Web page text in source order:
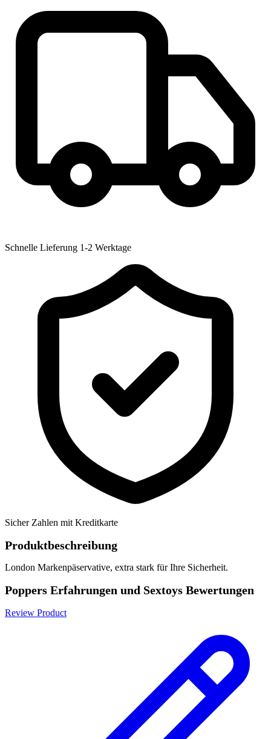
Schnelle Lieferung 1-2 Werktage
Sicher Zahlen mit Kreditkarte
Produktbeschreibung
London Markenpäservative, extra stark für Ihre Sicherheit.
Poppers Erfahrungen und Sextoys Bewertungen
Review Product